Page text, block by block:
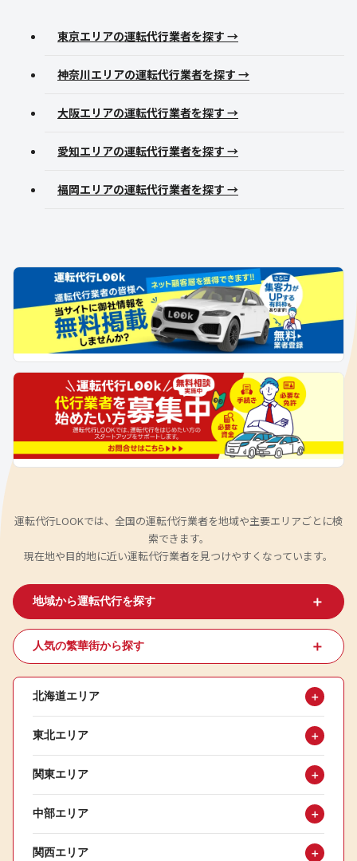
東京エリアの運転代行業者を探す →
神奈川エリアの運転代行業者を探す →
大阪エリアの運転代行業者を探す →
愛知エリアの運転代行業者を探す →
福岡エリアの運転代行業者を探す →
運転代行LOOKでは、全国の運転代行業者を地域や主要エリアごとに検
索できます。
現在地や目的地に近い運転代行業者を見つけやすくなっています。
地域から運転代行を探す ＋
人気の繁華街から探す ＋
北海道エリア ＋
東北エリア ＋
関東エリア ＋
中部エリア ＋
関西エリア ＋